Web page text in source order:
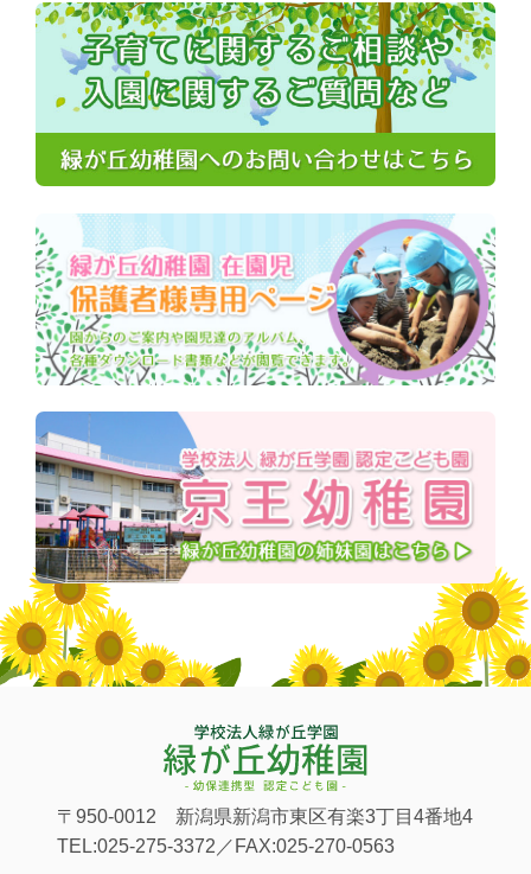
〒950-0012 新潟県新潟市東区有楽3丁目4番地4
TEL:025-275-3372／FAX:025-270-0563